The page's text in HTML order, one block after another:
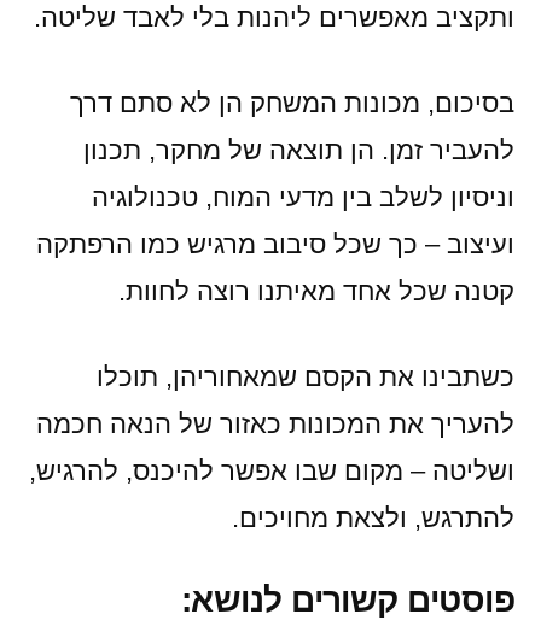
ותקציב מאפשרים ליהנות בלי לאבד שליטה.
בסיכום, מכונות המשחק הן לא סתם דרך
להעביר זמן. הן תוצאה של מחקר, תכנון
וניסיון לשלב בין מדעי המוח, טכנולוגיה
ועיצוב – כך שכל סיבוב מרגיש כמו הרפתקה
קטנה שכל אחד מאיתנו רוצה לחוות.
כשתבינו את הקסם שמאחוריהן, תוכלו
להעריך את המכונות כאזור של הנאה חכמה
ושליטה – מקום שבו אפשר להיכנס, להרגיש,
להתרגש, ולצאת מחויכים.
פוסטים קשורים לנושא: